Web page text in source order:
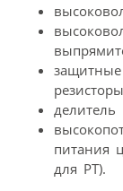
питания
для РТ).